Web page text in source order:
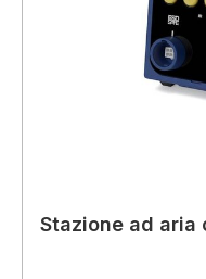
Stazione ad aria